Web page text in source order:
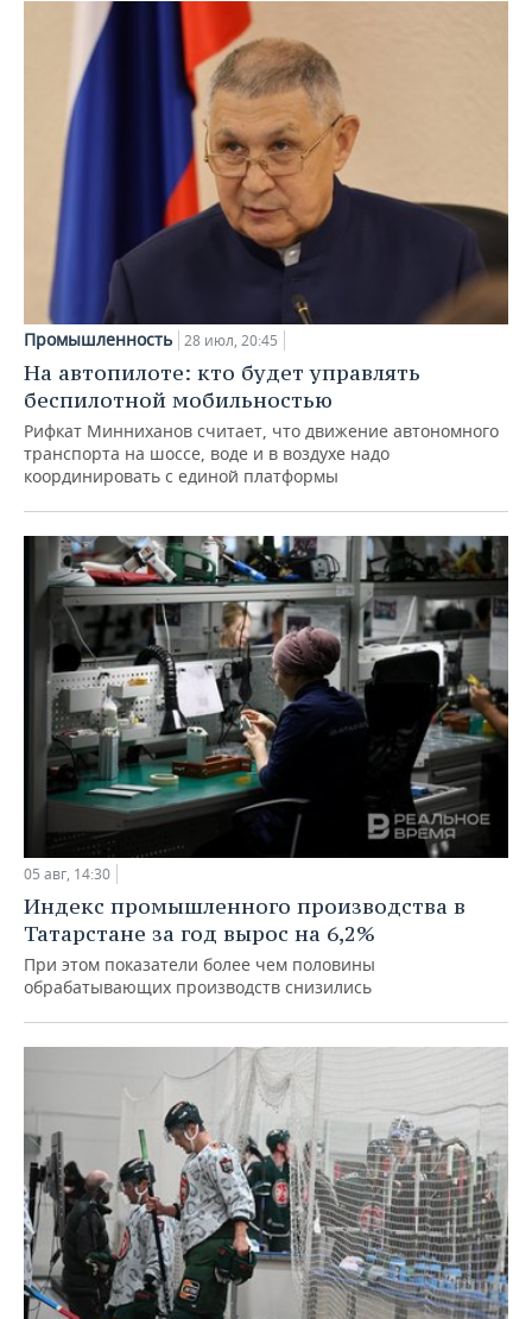
Промышленность 28 июл, 20:45
На автопилоте: кто будет управлять
беспилотной мобильностью
Рифкат Минниханов считает, что движение автономного
транспорта на шоссе, воде и в воздухе надо
координировать с единой платформы
05 авг, 14:30
Индекс промышленного производства в
Татарстане за год вырос на 6,2%
При этом показатели более чем половины
обрабатывающих производств снизились